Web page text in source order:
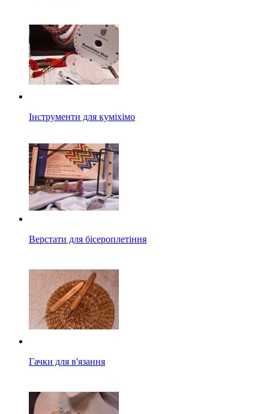
Інструменти для куміхімо
Верстати для бісероплетіння
Гачки для в'язання